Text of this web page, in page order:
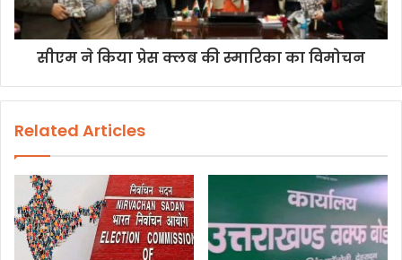
सीएम ने किया प्रेस क्लब की स्मारिका का विमोचन
Related Articles